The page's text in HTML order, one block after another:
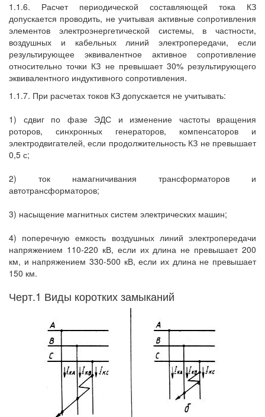
1.1.6. Расчет периодической составляющей тока КЗ
допускается проводить, не учитывая активные сопротивления
элементов электроэнергетической системы, в частности,
воздушных и кабельных линий электропередачи, если
результирующее эквивалентное активное сопротивление
относительно точки КЗ не превышает 30% результирующего
эквивалентного индуктивного сопротивления.
1.1.7. При расчетах токов КЗ допускается не учитывать:
1) сдвиг по фазе ЭДС и изменение частоты вращения
роторов, синхронных генераторов, компенсаторов и
электродвигателей, если продолжительность КЗ не превышает
0,5 с;
2) ток намагничивания трансформаторов и
автотрансформаторов;
3) насыщение магнитных систем электрических машин;
4) поперечную емкость воздушных линий электропередачи
напряжением 110-220 кВ, если их длина не превышает 200
км, и напряжением 330-500 кВ, если их длина не превышает
150 км.
Черт.1 Виды коротких замыканий